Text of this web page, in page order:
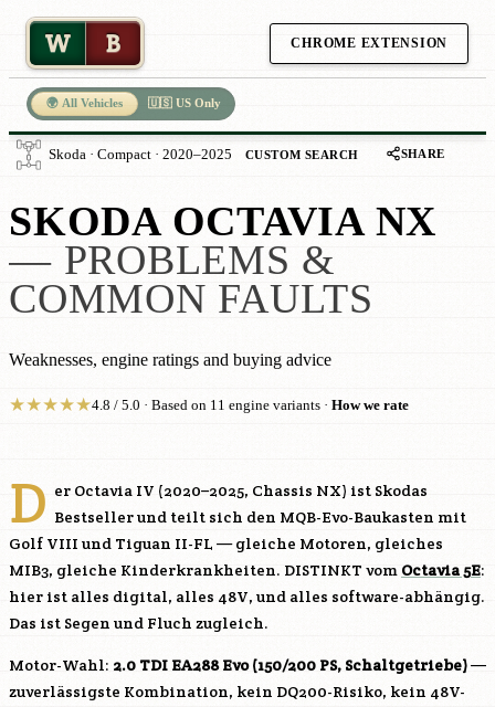
W B CHROME EXTENSION
🌍 All Vehicles 🇺🇸 US Only
Skoda · Compact · 2020–2025 CUSTOM SEARCH SHARE
SKODA OCTAVIA NX
— PROBLEMS &
COMMON FAULTS
Weaknesses, engine ratings and buying advice
★★★★★4.8 / 5.0 · Based on 11 engine variants · How we rate
D er Octavia IV (2020–2025, Chassis NX) ist Skodas
Bestseller und teilt sich den MQB-Evo-Baukasten mit
Golf VIII und Tiguan II-FL — gleiche Motoren, gleiches
MIB3, gleiche Kinderkrankheiten. DISTINKT vom Octavia 5E:
hier ist alles digital, alles 48V, und alles software-abhängig.
Das ist Segen und Fluch zugleich.
Motor-Wahl: 2.0 TDI EA288 Evo (150/200 PS, Schaltgetriebe)—
zuverlässigste Kombination, kein DQ200-Risiko, kein 48V-